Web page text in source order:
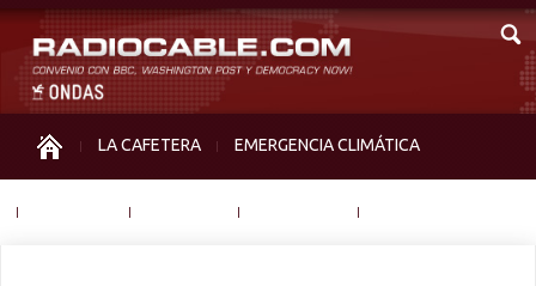
LA CAFETERA EMERGENCIA CLIMÁTICA